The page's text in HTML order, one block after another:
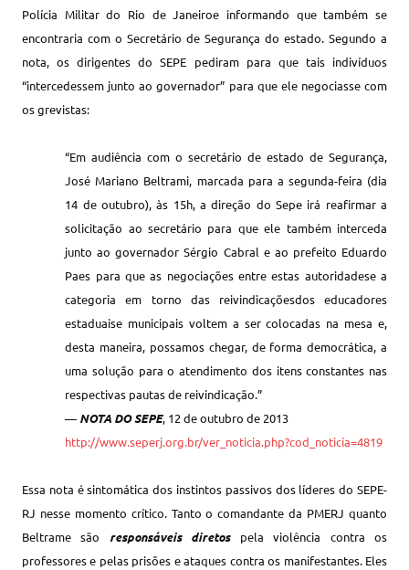
Polícia Militar do Rio de Janeiroe informando que também se
encontraria com o Secretário de Segurança do estado. Segundo a
nota, os dirigentes do SEPE pediram para que tais indivíduos
“intercedessem junto ao governador” para que ele negociasse com
os grevistas:
“Emaudiência com osecretário deestado deSegurança,
José Mariano Beltrami, marcada para a segunda-feira (dia
14 de outubro),às 15h, adireção doSepe irá reafirmara
solicitação ao secretário para que ele também interceda
junto ao governador Sérgio Cabral e ao prefeito Eduardo
Paes para queas negociações entre estas autoridadese a
categoria em torno das reivindicaçõesdoseducadores
estaduaise municipais voltema ser colocadas na mesa e,
desta maneira, possamos chegar, de formademocrática, a
uma solução para oatendimento dos itens constantes nas
respectivas pautasde reivindicação.”
— NOTA DO SEPE, 12 de outubro de 2013
http://www.seperj.org.br/ver_noticia.php?cod_noticia=4819
Essa nota é sintomática dos instintos passivos dos líderes do SEPE-
RJ nesse momento crítico. Tanto o comandante da PMERJ quanto
Beltrame são responsáveis diretospela violência contra os
professores e pelas prisões e ataques contra os manifestantes. Eles